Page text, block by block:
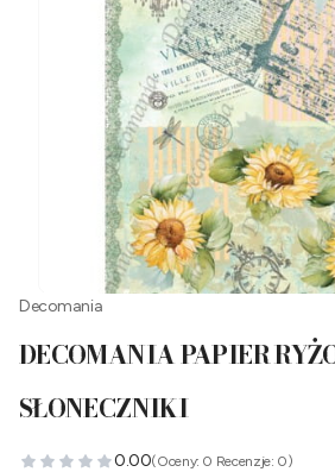
Decomania
DECOMANIA PAPIER
SŁONECZNIKI
0.00(Oceny: 0 Recenzje: 0)